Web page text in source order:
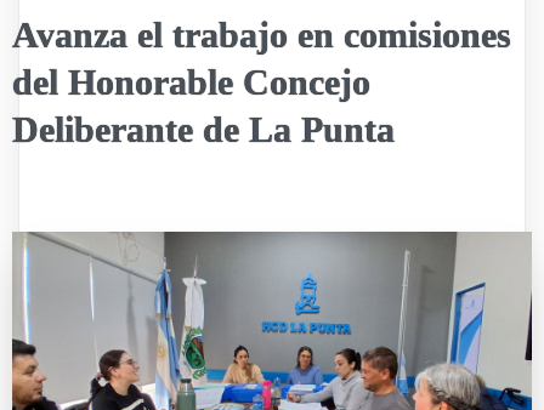
Avanza el trabajo en comisiones
del Honorable Concejo
Deliberante de La Punta